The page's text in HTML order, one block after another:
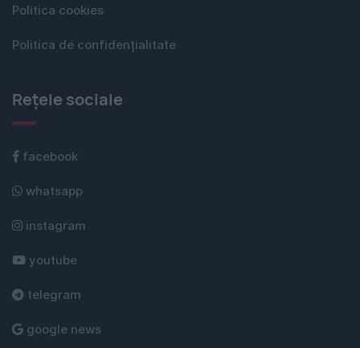
Politica cookies
Politica de confidențialitate
Rețele sociale
facebook
whatsapp
instagram
youtube
telegram
google news